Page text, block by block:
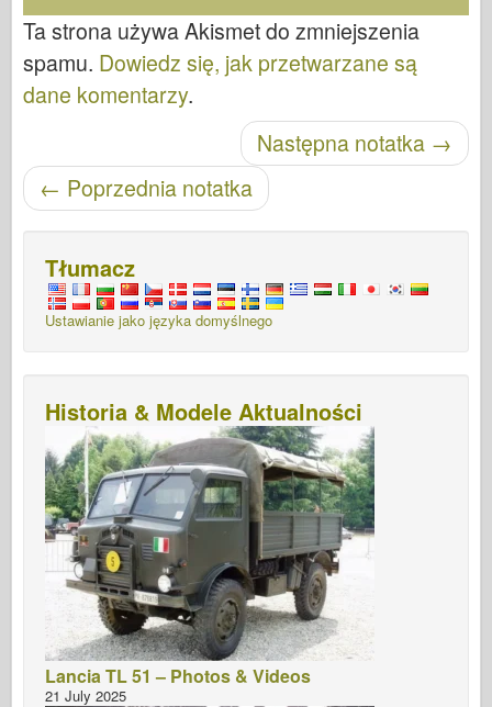
Ta strona używa Akismet do zmniejszenia
spamu. Dowiedz się, jak przetwarzane są
dane komentarzy.
Następna notatka →
← Poprzednia notatka
Tłumacz
Ustawianie jako języka domyślnego
Historia & Modele Aktualności
Lancia TL 51 – Photos & Videos
21 July 2025